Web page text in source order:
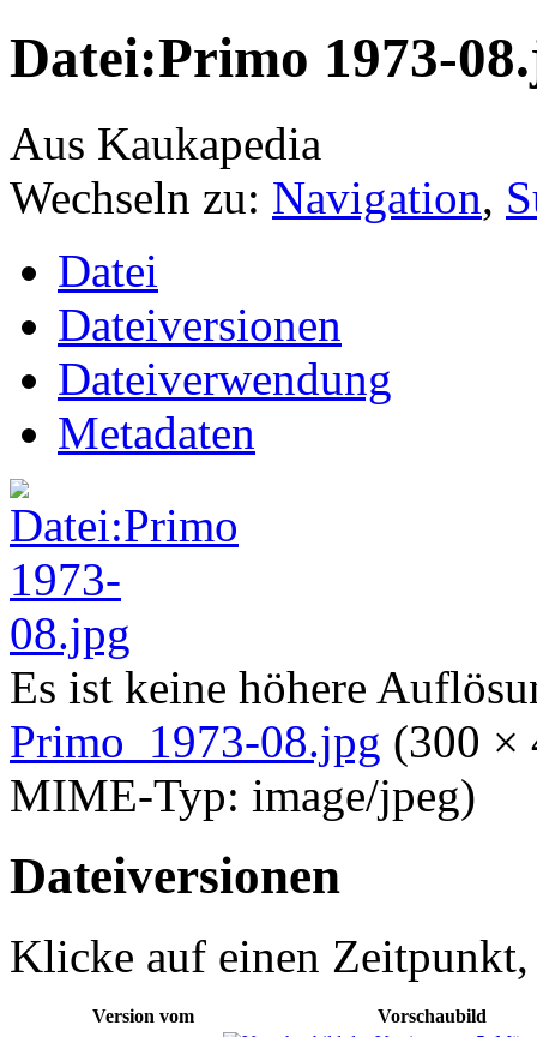
Datei:Primo 1973-
Aus Kaukapedia
Wechseln zu: Navigation,
Datei
Dateiversionen
Dateiverwendung
Metadaten
Es ist keine höhere
Primo_1973-08.jpg (300 ×
MIME-Typ: image/jpeg)
Dateiversionen
Klicke auf einen Zeitpunkt,
Version vom
Vorschaubild